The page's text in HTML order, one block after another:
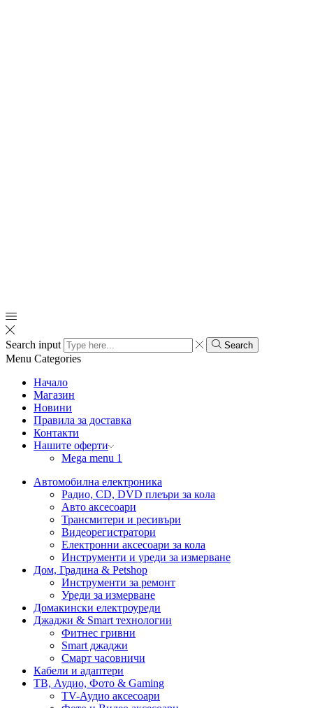
Search input Search
Menu Categories
Начало
Магазин
Новини
Правила за доставка
Контакти
Нашите оферти
Mega menu 1
Автомобилна електроника
Радио, CD, DVD плеъри за кола
Авто аксесоари
Трансмитери и ресивъри
Видеорегистратори
Електронни аксесоари за кола
Инструменти и уреди за измерване
Дом, Градина & Petshop
Инструменти за ремонт
Уреди за измерване
Домакински електроуреди
Джаджи & Smart технологии
Фитнес гривни
Smart джаджи
Смарт часовничи
Кабели и адаптери
ТВ, Аудио, Фото & Gaming
TV-Аудио аксесоари